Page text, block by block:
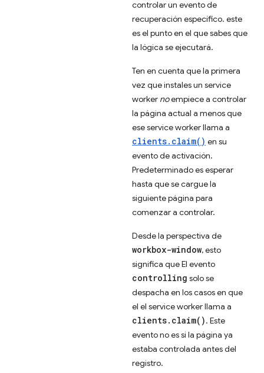
controlar un evento de
recuperación específico. este
es el punto en el que sabes que
la lógica se ejecutará.
Ten en cuenta que la primera
vez que instales un service
worker noempiece a controlar
la página actual a menos que
ese service worker llama a
clients.claim() en su
evento de activación.
Predeterminado es esperar
hasta que se cargue la
siguiente página para
comenzar a controlar.
Desde la perspectiva de
workbox-window, esto
significa que El evento
controlling solo se
despacha en los casos en que
el el service worker llama a
clients.claim(). Este
evento no es si la página ya
estaba controlada antes del
registro.